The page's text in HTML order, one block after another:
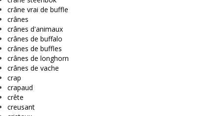
crâne vrai de buffle
crânes
crânes d'animaux
crânes de buffalo
crânes de buffles
crânes de longhorn
crânes de vache
crap
crapaud
crête
creusant